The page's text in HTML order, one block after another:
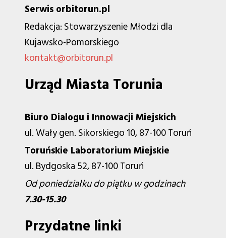
Serwis orbitorun.pl
Redakcja: Stowarzyszenie Młodzi dla
Kujawsko-Pomorskiego
kontakt@orbitorun.pl
Urząd Miasta Torunia
Biuro Dialogu i Innowacji Miejskich
ul. Wały gen. Sikorskiego 10, 87-100 Toruń
Toruńskie Laboratorium Miejskie
ul. Bydgoska 52, 87-100 Toruń
Od poniedziałku do piątku w godzinach
7.30-15.30
Przydatne linki